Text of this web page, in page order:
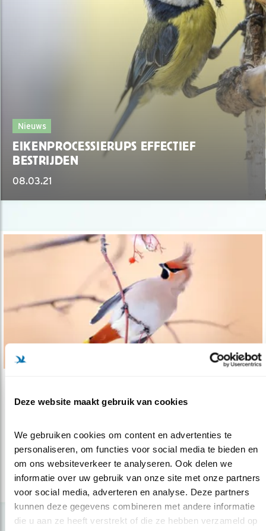
Deze website maakt gebruik van cookies
We gebruiken cookies om content en advertenties te
personaliseren, om functies voor social media te bieden en
om ons websiteverkeer te analyseren. Ook delen we
informatie over uw gebruik van onze site met onze partners
voor social media, adverteren en analyse. Deze partners
kunnen deze gegevens combineren met andere informatie
die u aan ze heeft verstrekt of die ze hebben verzameld op
Nieuws
EIKENPROCESSIERUPS EFFECTIEF
BESTRIJDEN
08.03.21
Van vliegenvangers naar besseneters
14.11.16Het is nog niet veel mensen met een beetje
interesse voor vogels ontgaan: e..
lees meer